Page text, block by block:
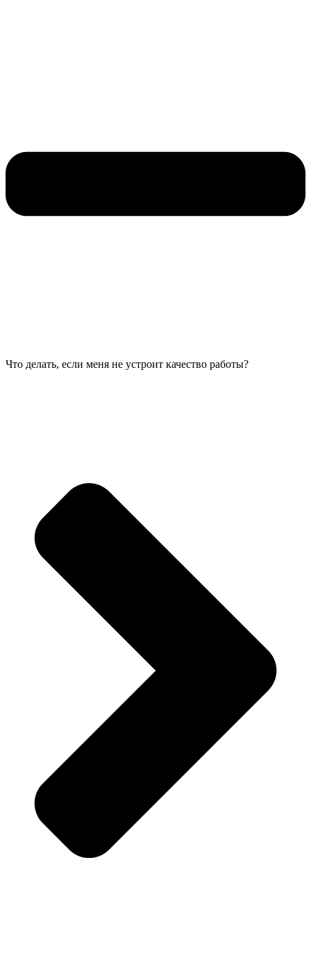
Что делать, если меня не устроит качество работы?